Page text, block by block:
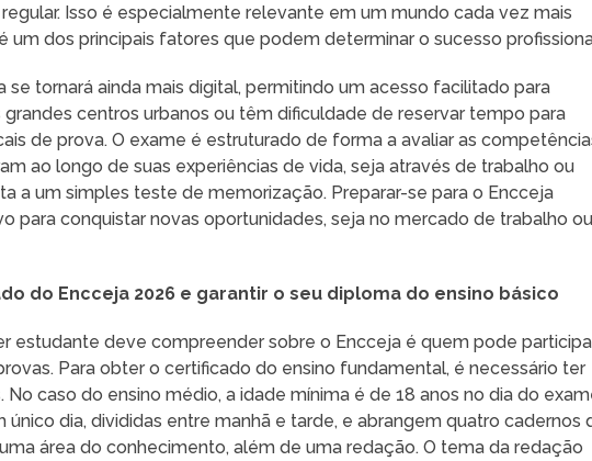
Isso é especialmente relevante em um mundo cada vez mais
dos principais fatores que podem determinar o sucesso
se tornará ainda mais digital, permitindo um acesso facilitado para
centros urbanos ou têm dificuldade de reservar tempo para
de prova. O exame é estruturado de forma a avaliar as
ao longo de suas experiências de vida, seja através de trabalho ou
a um simples teste de memorização. Preparar-se para o Encceja
para conquistar novas oportunidades, seja no mercado de trabalho ou
do Encceja 2026 e garantir o seu diploma do ensino básico
estudante deve compreender sobre o Encceja é quem pode
Para obter o certificado do ensino fundamental, é necessário ter
caso do ensino médio, a idade mínima é de 18 anos no dia do
único dia, divididas entre manhã e tarde, e abrangem quatro cadernos
área do conhecimento, além de uma redação. O tema da redação